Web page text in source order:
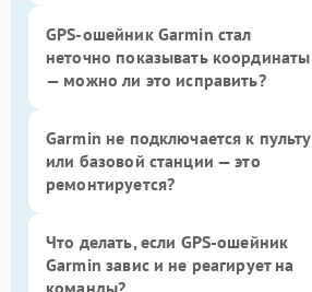
GPS-ошейник Garmin стал
неточно показывать координаты
— можно ли это исправить?
Garmin не подключается к пульту
или базовой станции — это
ремонтируется?
Что делать, если GPS-ошейник
Garmin завис и не реагирует на
команды?